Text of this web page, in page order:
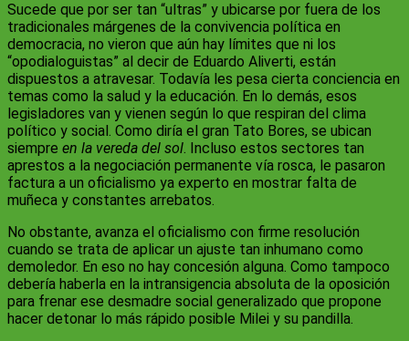
Sucede que por ser tan “ultras” y ubicarse por fuera de los
tradicionales márgenes de la convivencia política en
democracia, no vieron que aún hay límites que ni los
“opodialoguistas” al decir de Eduardo Aliverti, están
dispuestos a atravesar. Todavía les pesa cierta conciencia en
temas como la salud y la educación. En lo demás, esos
legisladores van y vienen según lo que respiran del clima
político y social. Como diría el gran Tato Bores, se ubican
siempre en la vereda del sol. Incluso estos sectores tan
aprestos a la negociación permanente vía rosca, le pasaron
factura a un oficialismo ya experto en mostrar falta de
muñeca y constantes arrebatos.
No obstante, avanza el oficialismo con firme resolución
cuando se trata de aplicar un ajuste tan inhumano como
demoledor. En eso no hay concesión alguna. Como tampoco
debería haberla en la intransigencia absoluta de la oposición
para frenar ese desmadre social generalizado que propone
hacer detonar lo más rápido posible Milei y su pandilla.